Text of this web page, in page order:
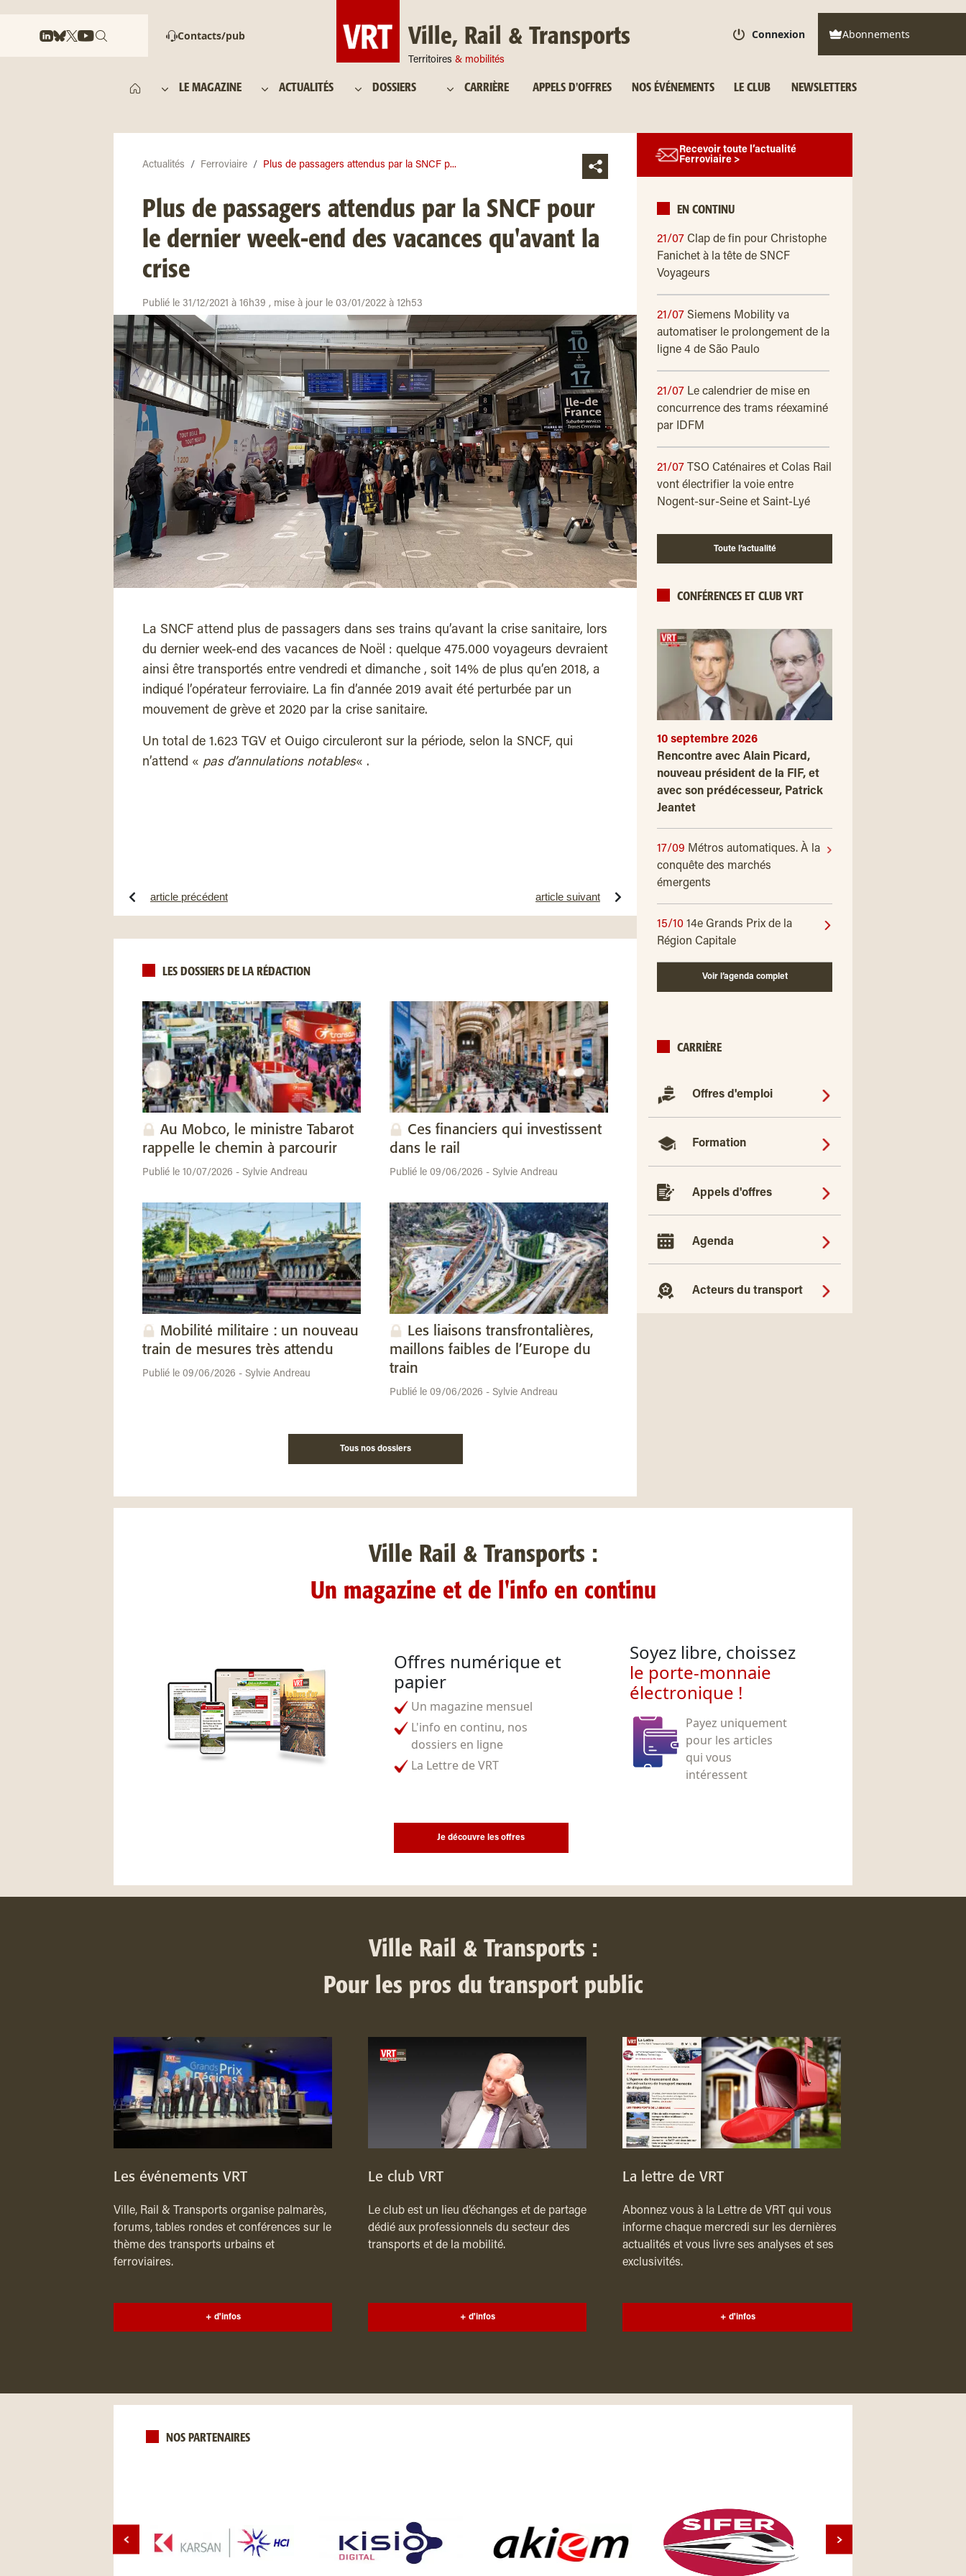
Contacts/pub Ville, Rail & Transports
Territoires & mobilités
Connexion Abonnements
LE MAGAZINE ACTUALITÉS DOSSIERS CARRIÈRE APPELS D'OFFRES NOS ÉVÉNEMENTS LE CLUB NEWSLETTERS
Actualités Ferroviaire Plus de passagers attendus par la SNCF p...
Plus de passagers attendus par la SNCF pour
le dernier week-end des vacances qu'avant la
crise
Publié le 31/12/2021 à 16h39 , mise à jour le 03/01/2022 à 12h53
La SNCF attend plus de passagers dans ses trains qu’avant la crise sanitaire, lors
du dernier week-end des vacances de Noël : quelque 475.000 voyageurs devraient
ainsi être transportés entre vendredi et dimanche , soit 14% de plus qu’en 2018, a
indiqué l’opérateur ferroviaire. La fin d’année 2019 avait été perturbée par un
mouvement de grève et 2020 par la crise sanitaire.
Un total de 1.623 TGV et Ouigo circuleront sur la période, selon la SNCF, qui
n’attend « pas d’annulations notables« .
article précédent article suivant
LES DOSSIERS DE LA RÉDACTION
Au Mobco, le ministre Tabarot
rappelle le chemin à parcourir
Publié le 10/07/2026 - Sylvie Andreau
Ces financiers qui investissent
dans le rail
Publié le 09/06/2026 - Sylvie Andreau
Mobilité militaire : un nouveau
train de mesures très attendu
Publié le 09/06/2026 - Sylvie Andreau
Les liaisons transfrontalières,
maillons faibles de l’Europe du
train
Publié le 09/06/2026 - Sylvie Andreau
Tous nos dossiers
Recevoir toute l’actualité
Ferroviaire >
EN CONTINU
21/07 Clap de fin pour Christophe
Fanichet à la tête de SNCF
Voyageurs
21/07 Siemens Mobility va
automatiser le prolongement de la
ligne 4 de São Paulo
21/07 Le calendrier de mise en
concurrence des trams réexaminé
par IDFM
21/07
TSO Caténaires et Colas Rail
vont électrifier la voie entre
Nogent-sur-Seine et Saint-Lyé
Toute l’actualité
CONFÉRENCES ET CLUB VRT
10 septembre 2026
Rencontre avec Alain Picard,
nouveau président de la FIF, et
avec son prédécesseur, Patrick
Jeantet
17/09 Métros automatiques. À la
conquête des marchés
émergents
15/10 14e Grands Prix de la
Région Capitale
Voir l’agenda complet
CARRIÈRE
Offres d'emploi
Formation
Appels d'offres
Agenda
Acteurs du transport
Ville Rail & Transports :
Un magazine et de l'info en continu
Offres numérique et
papier
Un magazine mensuel
L'info en continu, nos
dossiers en ligne
La Lettre de VRT
Soyez libre, choissez
le porte-monnaie
électronique !
Payez uniquement
pour les articles
qui vous
intéressent
Je découvre les offres
Ville Rail & Transports :
Pour les pros du transport public
Les événements VRT
Ville, Rail & Transports organise palmarès,
forums, tables rondes et conférences sur le
thème des transports urbains et
ferroviaires.
+ d'infos
Le club VRT
Le club est un lieu d’échanges et de partage
dédié aux professionnels du secteur des
transports et de la mobilité.
+ d'infos
La lettre de VRT
Abonnez vous à la Lettre de VRT qui vous
informe chaque mercredi sur les dernières
actualités et vous livre ses analyses et ses
exclusivités.
+ d'infos
NOS PARTENAIRES